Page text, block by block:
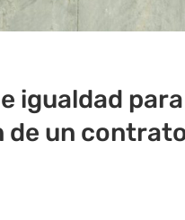
igualdad para
de un